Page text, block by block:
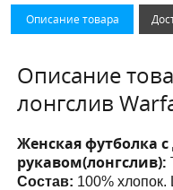
Описание товара
Описание
лонгслив
Женская футболка
рукавом(лонгслив):
Состав: 100%